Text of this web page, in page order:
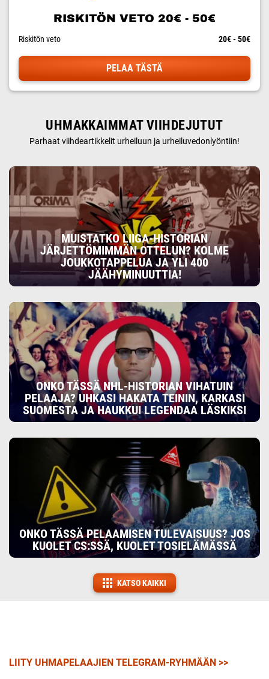
RISKITÖN VETO 20€ - 50€
Riskitön veto 20€ - 50€
PELAA TÄSTÄ
UHMAKKAIMMAT VIIHDEJUTUT
Parhaat viihdeartikkelit urheiluun ja urheiluvedonlyöntiin!
MUISTATKO LIIGA-HISTORIAN
JÄRJETTÖMIMMÄN OTTELUN? KOLME
JOUKKOTAPPELUA JA YLI 400
JÄÄHYMINUUTTIA!
ONKO TÄSSÄ NHL-HISTORIAN VIHATUIN
PELAAJA? UHKASI HAKATA TEININ, KARKASI
SUOMESTA JA HAUKKUI LEGENDAA LÄSKIKSI
ONKO TÄSSÄ PELAAMISEN TULEVAISUUS? JOS
KUOLET CS:SSÄ, KUOLET TOSIELÄMÄSSÄ
KATSO KAIKKI
LIITY UHMAPELAAJIEN TELEGRAM-RYHMÄÄN >>